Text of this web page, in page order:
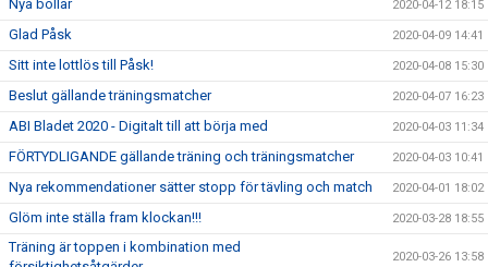
Nya bollar 2020-04-12 18:15
Glad Påsk 2020-04-09 14:41
Sitt inte lottlös till Påsk! 2020-04-08 15:30
Beslut gällande träningsmatcher 2020-04-07 16:23
ABI Bladet 2020 - Digitalt till att börja med 2020-04-03 11:34
FÖRTYDLIGANDE gällande träning och träningsmatcher 2020-04-03 10:41
Nya rekommendationer sätter stopp för tävling och match 2020-04-01 18:02
Glöm inte ställa fram klockan!!! 2020-03-28 18:55
Träning är toppen i kombination med
2020-03-26 13:58